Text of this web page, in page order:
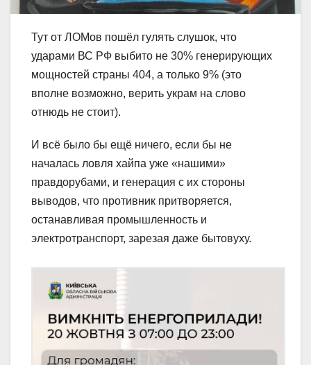
Тут от ЛОМов пошёл гулять слушок, что
ударами ВС РФ выбито не 30% генерирующих
мощностей страны 404, а только 9% (это
вполне возможно, верить украм на слово
отнюдь не стоит).
И всё было бы ещё ничего, если бы не
началась ловля хайпа уже «нашими»
правдорубами, и генерация с их стороны
выводов, что противник притворяется,
останавливая промышленность и
электротранспорт, зарезая даже бытовуху.